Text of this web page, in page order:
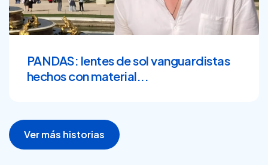
PANDAS: lentes de sol vanguardistas
hechos con material...
Ver más historias